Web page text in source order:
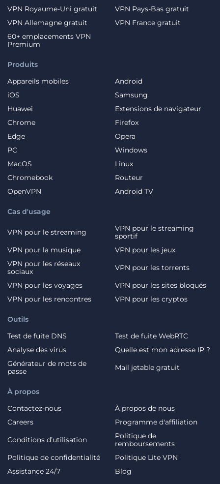
Produits
Appareils mobiles
Android
iOS
Samsung
Huawei
Extensions de navigateur
Chrome
Firefox
Edge
Opera
PC
Windows
MacOS
Linux
Chromebook
Routeur
OpenVPN
Android TV
Cas d'usage
VPN pour le streaming
VPN pour le streaming
sportif
VPN pour la musique
VPN pour les jeux
VPN pour les réseaux
sociaux
VPN pour les torrents
VPN pour les voyages
VPN pour les sites bloqués
VPN pour les rencontres
VPN pour les cryptos
À propos
Contactez-nous
À propos de nous
Careers
Programme d'affiliation
Conditions d’utilisation
Politique de
remboursements
Politique de confidentialité
Politique Lite VPN
Assistance 24/7
Blog
VPN Royaume-Uni gratuit
VPN Pays-Bas gratuit
VPN Allemagne gratuit
VPN France gratuit
60+ emplacements VPN
Premium
Outils
Test de fuite DNS
Test de fuite WebRTC
Analyse des virus
Quelle est mon adresse IP ?
Générateur de mots de
passe
Mail jetable gratuit